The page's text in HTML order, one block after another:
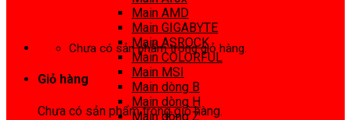
Chưa có sản phẩm trong giỏ hàng.
Giỏ hàng
Chưa có sản phẩm trong giỏ hàng.
Main AMD
Main GIGABYTE
Main ASROCK
Main COLORFUL
Main MSI
Main dòng B
Main dòng H
Main dòng Z